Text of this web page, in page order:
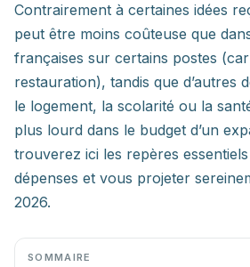
Contrairement à certaines idées
peut être moins coûteuse que
françaises sur certains postes
restauration), tandis que d’autres
le logement, la scolarité ou la
plus lourd dans le budget d’un
trouverez ici les repères
dépenses et vous projeter
2026.
SOMMAIRE